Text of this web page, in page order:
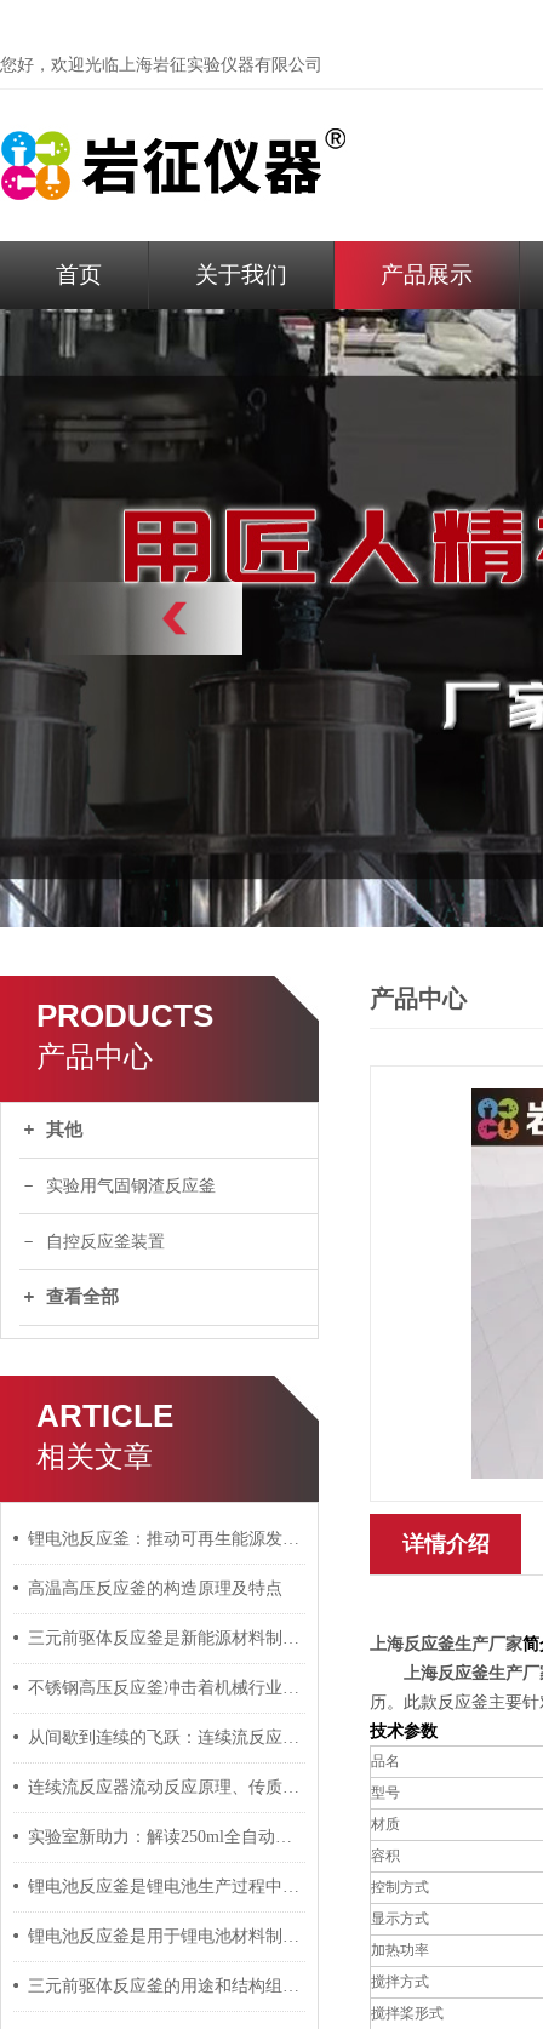
您好，欢迎光临上海岩征实验仪器有限公司
首页 关于我们 产品展示
PRODUCTS
产品中心
其他
实验用气固钢渣反应釜
自控反应釜装置
查看全部
ARTICLE
相关文章
锂电池反应釜：推动可再生能源发展的关键
高温高压反应釜的构造原理及特点
三元前驱体反应釜是新能源材料制备的关键设备
不锈钢高压反应釜冲击着机械行业走向新历程
从间歇到连续的飞跃：连续流反应器技术原理与核心优势深度解析
连续流反应器流动反应原理、传质传热特性与工业化应用解析
实验室新助力：解读250ml全自动反应釜的应用与优势
锂电池反应釜是锂电池生产过程中的关键设备之一
锂电池反应釜是用于锂电池材料制备和研究的仪器
三元前驱体反应釜的用途和结构组成介绍
产品中心
详情介绍
上海反应釜生产厂家简
上海反应釜生产
历。此款反应釜主要
技术参数
品名
型号
材质
容积
控制方式
显示方式
加热功率
搅拌方式
搅拌桨形式